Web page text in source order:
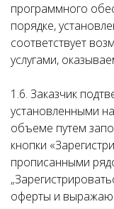
программного
порядке,
соответствует
услугами,
1.6. Заказчик
установленными
объеме путем
кнопки
прописанными
оферты и выражаю